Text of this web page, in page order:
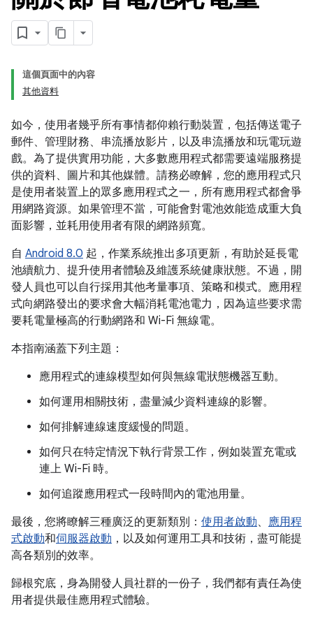
這個頁面中的內容
其他資料
如今，使用者幾乎所有事情都仰賴行動裝置，包括傳送電子
郵件、管理財務、串流播放影片，以及串流播放和玩電玩遊
戲。為了提供實用功能，大多數應用程式都需要遠端服務提
供的資料、圖片和其他媒體。請務必瞭解，您的應用程式只
是使用者裝置上的眾多應用程式之一，所有應用程式都會爭
用網路資源。如果管理不當，可能會對電池效能造成重大負
面影響，並耗用使用者有限的網路頻寬。
自 Android 8.0 起，作業系統推出多項更新，有助於延長電
池續航力、提升使用者體驗及維護系統健康狀態。不過，開
發人員也可以自行採用其他考量事項、策略和模式。應用程
式向網路發出的要求會大幅消耗電池電力，因為這些要求需
要耗電量極高的行動網路和 Wi-Fi 無線電。
本指南涵蓋下列主題：
應用程式的連線模型如何與無線電狀態機器互動。
如何運用相關技術，盡量減少資料連線的影響。
如何排解連線速度緩慢的問題。
如何只在特定情況下執行背景工作，例如裝置充電或
連上 Wi-Fi 時。
如何追蹤應用程式一段時間內的電池用量。
最後，您將瞭解三種廣泛的更新類別： 使用者啟動、 應用程
式啟動和伺服器啟動 ，以及如何運用工具和技術，盡可能提
高各類別的效率。
歸根究底，身為開發人員社群的一份子，我們都有責任為使
用者提供最佳應用程式體驗。